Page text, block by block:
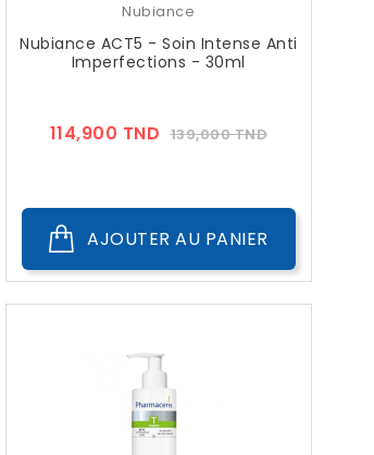
Nubiance
Nubiance ACT5 - Soin Intense Anti
Imperfections - 30ml
114,900 TND Prix
139,000 TNDPrix
AJOUTER AU PANIER